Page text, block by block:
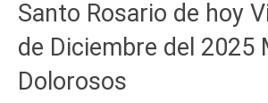
Santo Rosario de hoy
de Diciembre del 2025
Dolorosos